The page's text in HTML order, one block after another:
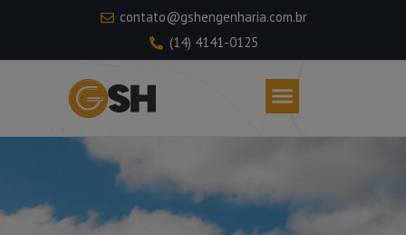
contato@gshengenharia.com.br
(14) 4141-0125